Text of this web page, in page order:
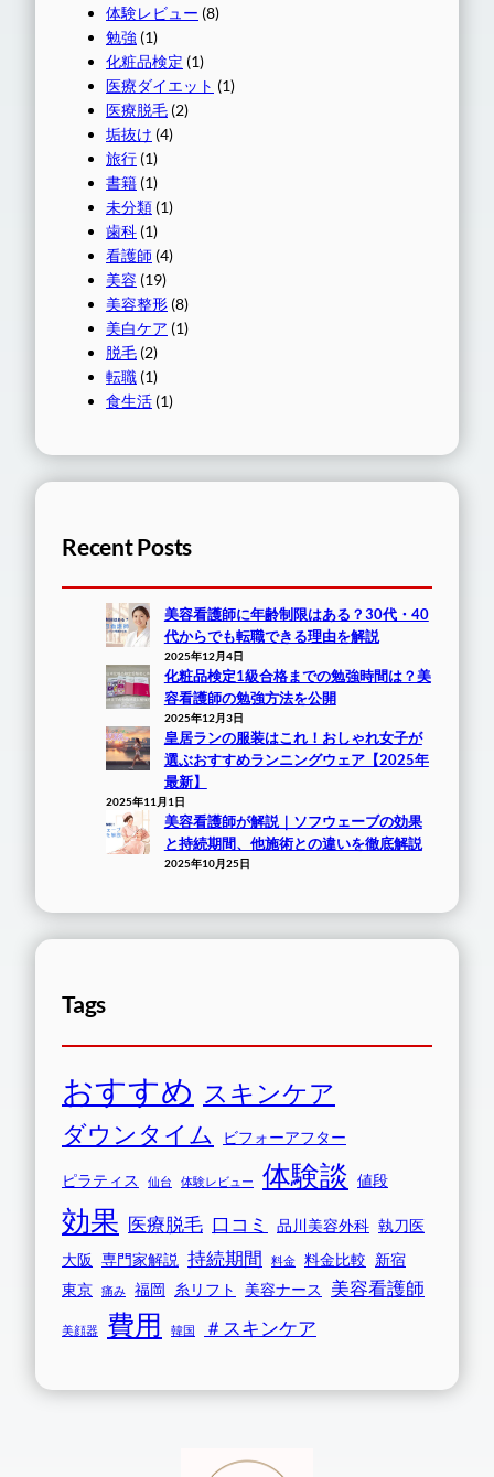
体験レビュー (8)
勉強 (1)
化粧品検定 (1)
医療ダイエット (1)
医療脱毛 (2)
垢抜け (4)
旅行 (1)
書籍 (1)
未分類 (1)
歯科 (1)
看護師 (4)
美容 (19)
美容整形 (8)
美白ケア (1)
脱毛 (2)
転職 (1)
食生活 (1)
Recent Posts
美容看護師に年齢制限はある？30代・40
代からでも転職できる理由を解説
2025年12月4日
化粧品検定1級合格までの勉強時間は？美
容看護師の勉強方法を公開
2025年12月3日
皇居ランの服装はこれ！おしゃれ女子が
選ぶおすすめランニングウェア【2025年
最新】
2025年11月1日
美容看護師が解説｜ソフウェーブの効果
と持続期間、他施術との違いを徹底解説
2025年10月25日
Tags
おすすめ スキンケア
ダウンタイム ビフォーアフター
ピラティス 仙台 体験レビュー 体験談 値段
効果 医療脱毛 口コミ 品川美容外科 執刀医
大阪 専門家解説 持続期間 料金 料金比較 新宿
東京
痛み 福岡 糸リフト 美容ナース 美容看護師
美顔器 費用 韓国 ＃スキンケア